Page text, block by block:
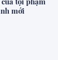
mới